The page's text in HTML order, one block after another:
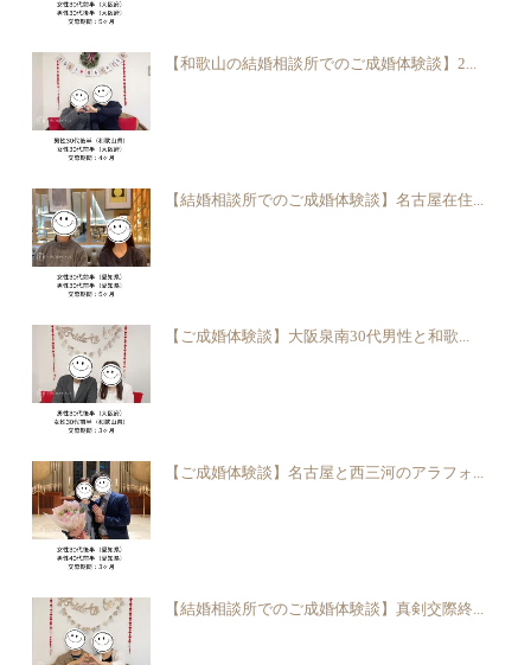
【和歌山の結婚相談所でのご成婚体験談】2...
【結婚相談所でのご成婚体験談】名古屋在住...
【ご成婚体験談】大阪泉南30代男性と和歌...
【ご成婚体験談】名古屋と西三河のアラフォ...
【結婚相談所でのご成婚体験談】真剣交際終...